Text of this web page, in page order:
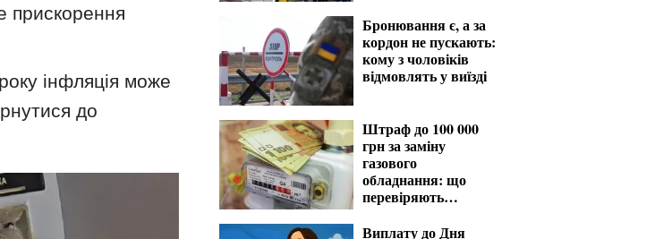
прискорення
інфляція може
до
Бронювання є, а за
кордон не пускають:
кому з чоловіків
відмовлять у виїзді
Штраф до 100 000
грн за заміну
газового
обладнання: що
перевіряють
Виплату до Дня